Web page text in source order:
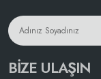
BIZE ULAŞIN